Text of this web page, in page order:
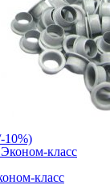
10%)
класс